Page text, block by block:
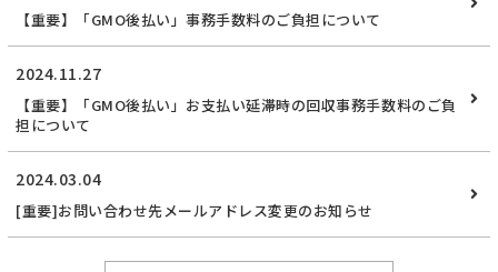
【重要】「GMO後払い」事務手数料のご負担について
2024.11.27
【重要】「GMO後払い」お支払い延滞時の回収事務手数料のご負
担について
2024.03.04
[重要]お問い合わせ先メールアドレス変更のお知らせ